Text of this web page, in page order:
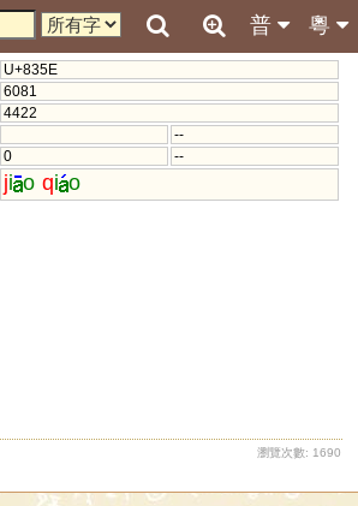
粵
普
U+835E
6081
4422
--
0
--
ji o qi o
瀏覽次數: 1690